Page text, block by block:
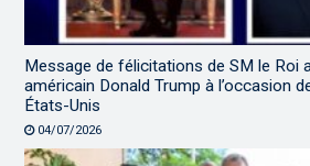
Message de félicitations de SM le Roi
américain Donald Trump à l’occasion
États-Unis
04/07/2026